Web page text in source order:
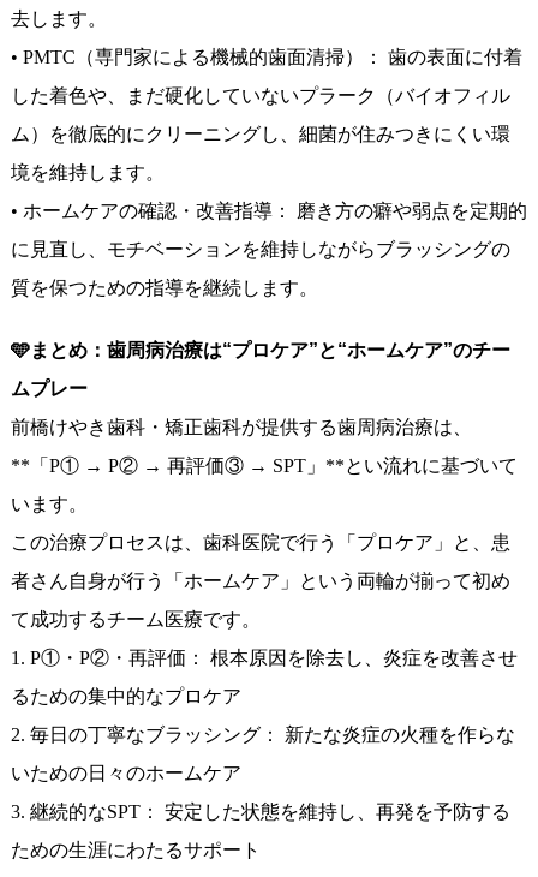
去します。
• PMTC（専門家による機械的歯面清掃）： 歯の表面に付着
した着色や、まだ硬化していないプラーク（バイオフィル
ム）を徹底的にクリーニングし、細菌が住みつきにくい環
境を維持します。
• ホームケアの確認・改善指導： 磨き方の癖や弱点を定期的
に見直し、モチベーションを維持しながらブラッシングの
質を保つための指導を継続します。
🩵まとめ：歯周病治療は“プロケア”と“ホームケア”のチー
ムプレー
前橋けやき歯科・矯正歯科が提供する歯周病治療は、
**「P① → P② → 再評価③ → SPT」**とい流れに基づいて
います。
この治療プロセスは、歯科医院で行う「プロケア」と、患
者さん自身が行う「ホームケア」という両輪が揃って初め
て成功するチーム医療です。
1. P①・P②・再評価： 根本原因を除去し、炎症を改善させ
るための集中的なプロケア
2. 毎日の丁寧なブラッシング： 新たな炎症の火種を作らな
いための日々のホームケア
3. 継続的なSPT： 安定した状態を維持し、再発を予防する
ための生涯にわたるサポート